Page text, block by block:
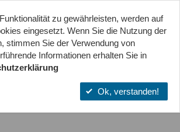
Start Projekte Orte
zu gewährleisten, werden auf
eingesetzt. Wenn Sie die Nutzung der
stimmen Sie der Verwendung von
Informationen erhalten Sie in
Ok, verstanden!